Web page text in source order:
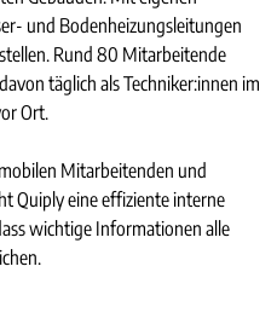
und Bodenheizungsleitungen
Rund 80 Mitarbeitende
täglich als Techniker:innen im
Ort.
Mitarbeitenden und
Quiply eine effiziente interne
wichtige Informationen alle